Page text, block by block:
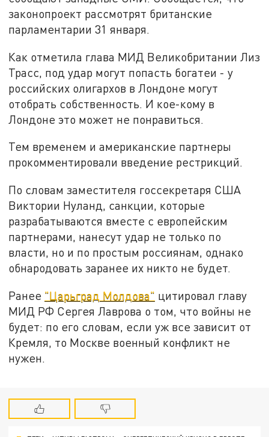
законопроект рассмотрят британские
парламентарии 31 января.
Как отметила глава МИД Великобритании Лиз
Трасс, под удар могут попасть богатеи - у
российских олигархов в Лондоне могут
отобрать собственность. И кое-кому в
Лондоне это может не понравиться.
Тем временем и американские партнеры
прокомментировали введение рестрикций.
По словам заместителя госсекретаря США
Виктории Нуланд, санкции, которые
разрабатываются вместе с европейским
партнерами, нанесут удар не только по
власти, но и по простым россиянам, однако
обнародовать заранее их никто не будет.
Ранее "Царьград Молдова" цитировал главу
МИД РФ Сергея Лаврова о том, что войны не
будет: по его словам, если уж все зависит от
Кремля, то Москве военный конфликт не
нужен.